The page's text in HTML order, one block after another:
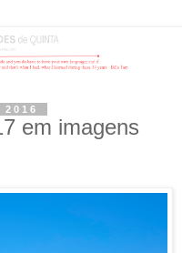
em imagens